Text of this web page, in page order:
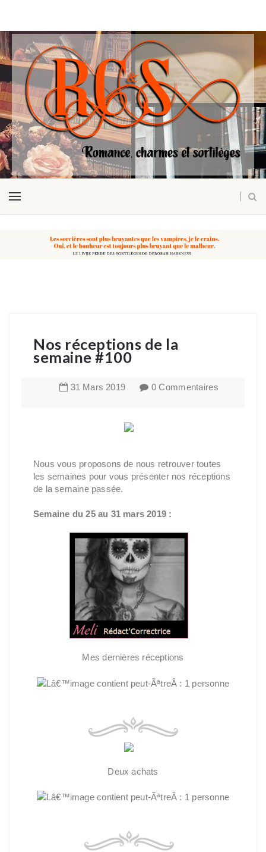
Nos réceptions de la
semaine #100
31 Mars 2019 0 Commentaires
Nous vous proposons de nous retrouver toutes
les semaines pour vous présenter nos réceptions
de la semaine passée.
Semaine du 25 au 31 mars 2019 :
Mes dernières réceptions
Deux achats